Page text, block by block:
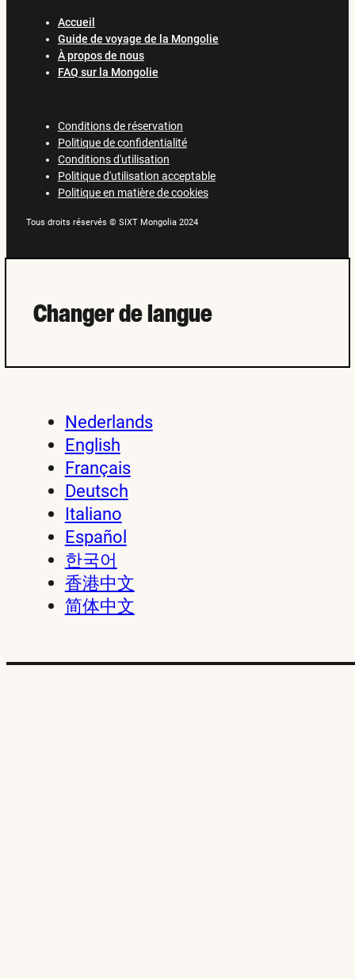
Accueil
Guide de voyage de la Mongolie
À propos de nous
FAQ sur la Mongolie
Conditions de réservation
Politique de confidentialité
Conditions d'utilisation
Politique d'utilisation acceptable
Politique en matière de cookies
Tous droits réservés © SIXT Mongolia 2024
Changer de langue
Nederlands
English
Français
Deutsch
Italiano
Español
한국어
香港中文
简体中文